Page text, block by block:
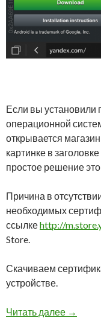
Если вы установили
операционной
открывается
картинке в
простое решение
Причина в
необходимых
ссылкеhttp://
Store.
Скачиваем
устройстве.
Читать далее →